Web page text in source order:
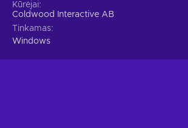
Kūrėjai
Coldwood Interactive AB
Tinkamas
Windows